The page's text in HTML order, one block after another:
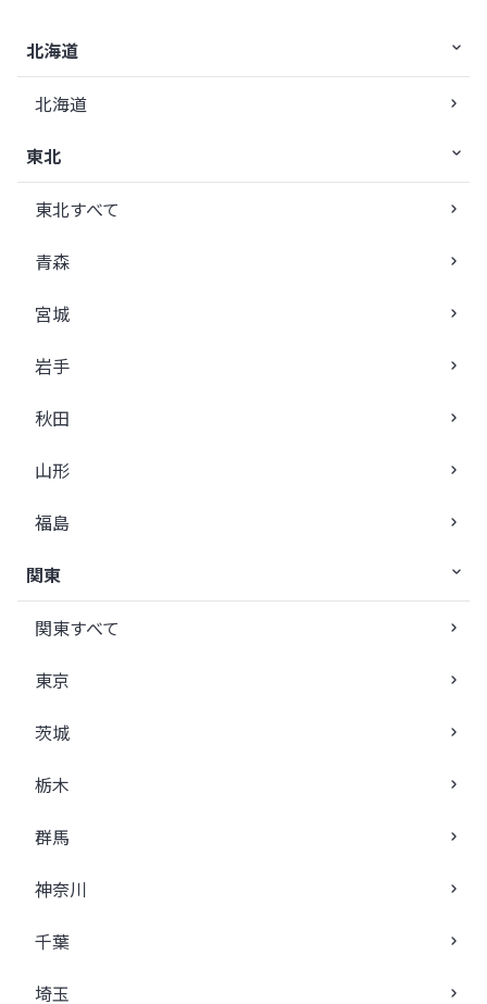
北海道
北海道
東北
東北すべて
青森
宮城
岩手
秋田
山形
福島
関東
関東すべて
東京
茨城
栃木
群馬
神奈川
千葉
埼玉